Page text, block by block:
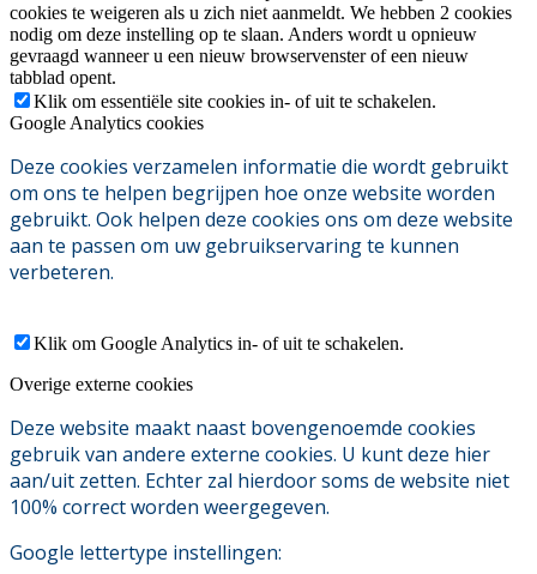
cookies te weigeren als u zich niet aanmeldt. We hebben 2 cookies
nodig om deze instelling op te slaan. Anders wordt u opnieuw
gevraagd wanneer u een nieuw browservenster of een nieuw
tabblad opent.
Klik om essentiële site cookies in- of uit te schakelen.
Google Analytics cookies
Deze cookies verzamelen informatie die wordt gebruikt
om ons te helpen begrijpen hoe onze website worden
gebruikt. Ook helpen deze cookies ons om deze website
aan te passen om uw gebruikservaring te kunnen
verbeteren.
Klik om Google Analytics in- of uit te schakelen.
Overige externe cookies
Deze website maakt naast bovengenoemde cookies
gebruik van andere externe cookies. U kunt deze hier
aan/uit zetten. Echter zal hierdoor soms de website niet
100% correct worden weergegeven.
Google lettertype instellingen: